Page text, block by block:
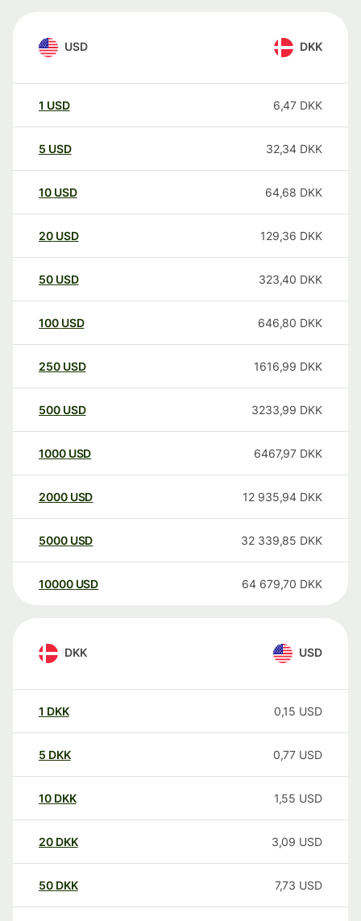
USD DKK
1 USD 6,47 DKK
5 USD 32,34 DKK
10 USD 64,68 DKK
20 USD 129,36 DKK
50 USD 323,40 DKK
100 USD 646,80 DKK
250 USD 1616,99 DKK
500 USD 3233,99 DKK
1000 USD 6467,97 DKK
2000 USD 12 935,94 DKK
5000 USD 32 339,85 DKK
10000 USD 64 679,70 DKK
DKK USD
1 DKK 0,15 USD
5 DKK 0,77 USD
10 DKK 1,55 USD
20 DKK 3,09 USD
50 DKK 7,73 USD